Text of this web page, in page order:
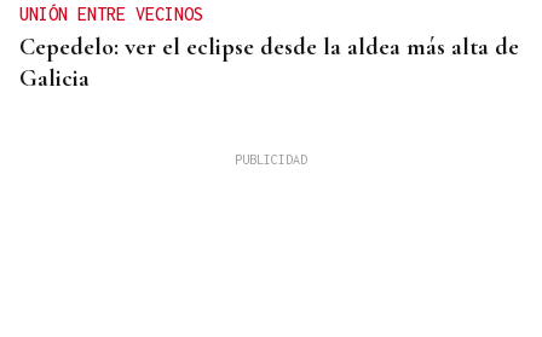
UNIÓN ENTRE VECINOS
Cepedelo: ver el eclipse desde la aldea más alta de
Galicia